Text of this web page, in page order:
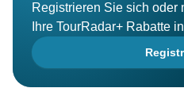
Registrieren Sie sich oder
Ihre TourRadar+ Rabatte